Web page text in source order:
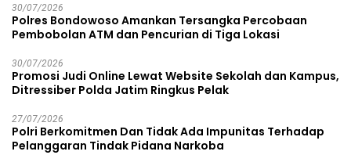
30/07/2026
Polres Bondowoso Amankan Tersangka Percobaan
Pembobolan ATM dan Pencurian di Tiga Lokasi
30/07/2026
Promosi Judi Online Lewat Website Sekolah dan Kampus,
Ditressiber Polda Jatim Ringkus Pelak
27/07/2026
Polri Berkomitmen Dan Tidak Ada Impunitas Terhadap
Pelanggaran Tindak Pidana Narkoba